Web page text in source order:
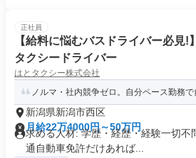
正社員
【給料に悩むバスドライバー必見!
タクシードライバー
はとタクシー株式会社
ノルマ・社内競争ゼロ。自分ペース勤務で
新潟県新潟市西区
月給22万4000円～50万円
求める人材: 学歴・経歴・経験一切不
通自動車免許だけあれば...